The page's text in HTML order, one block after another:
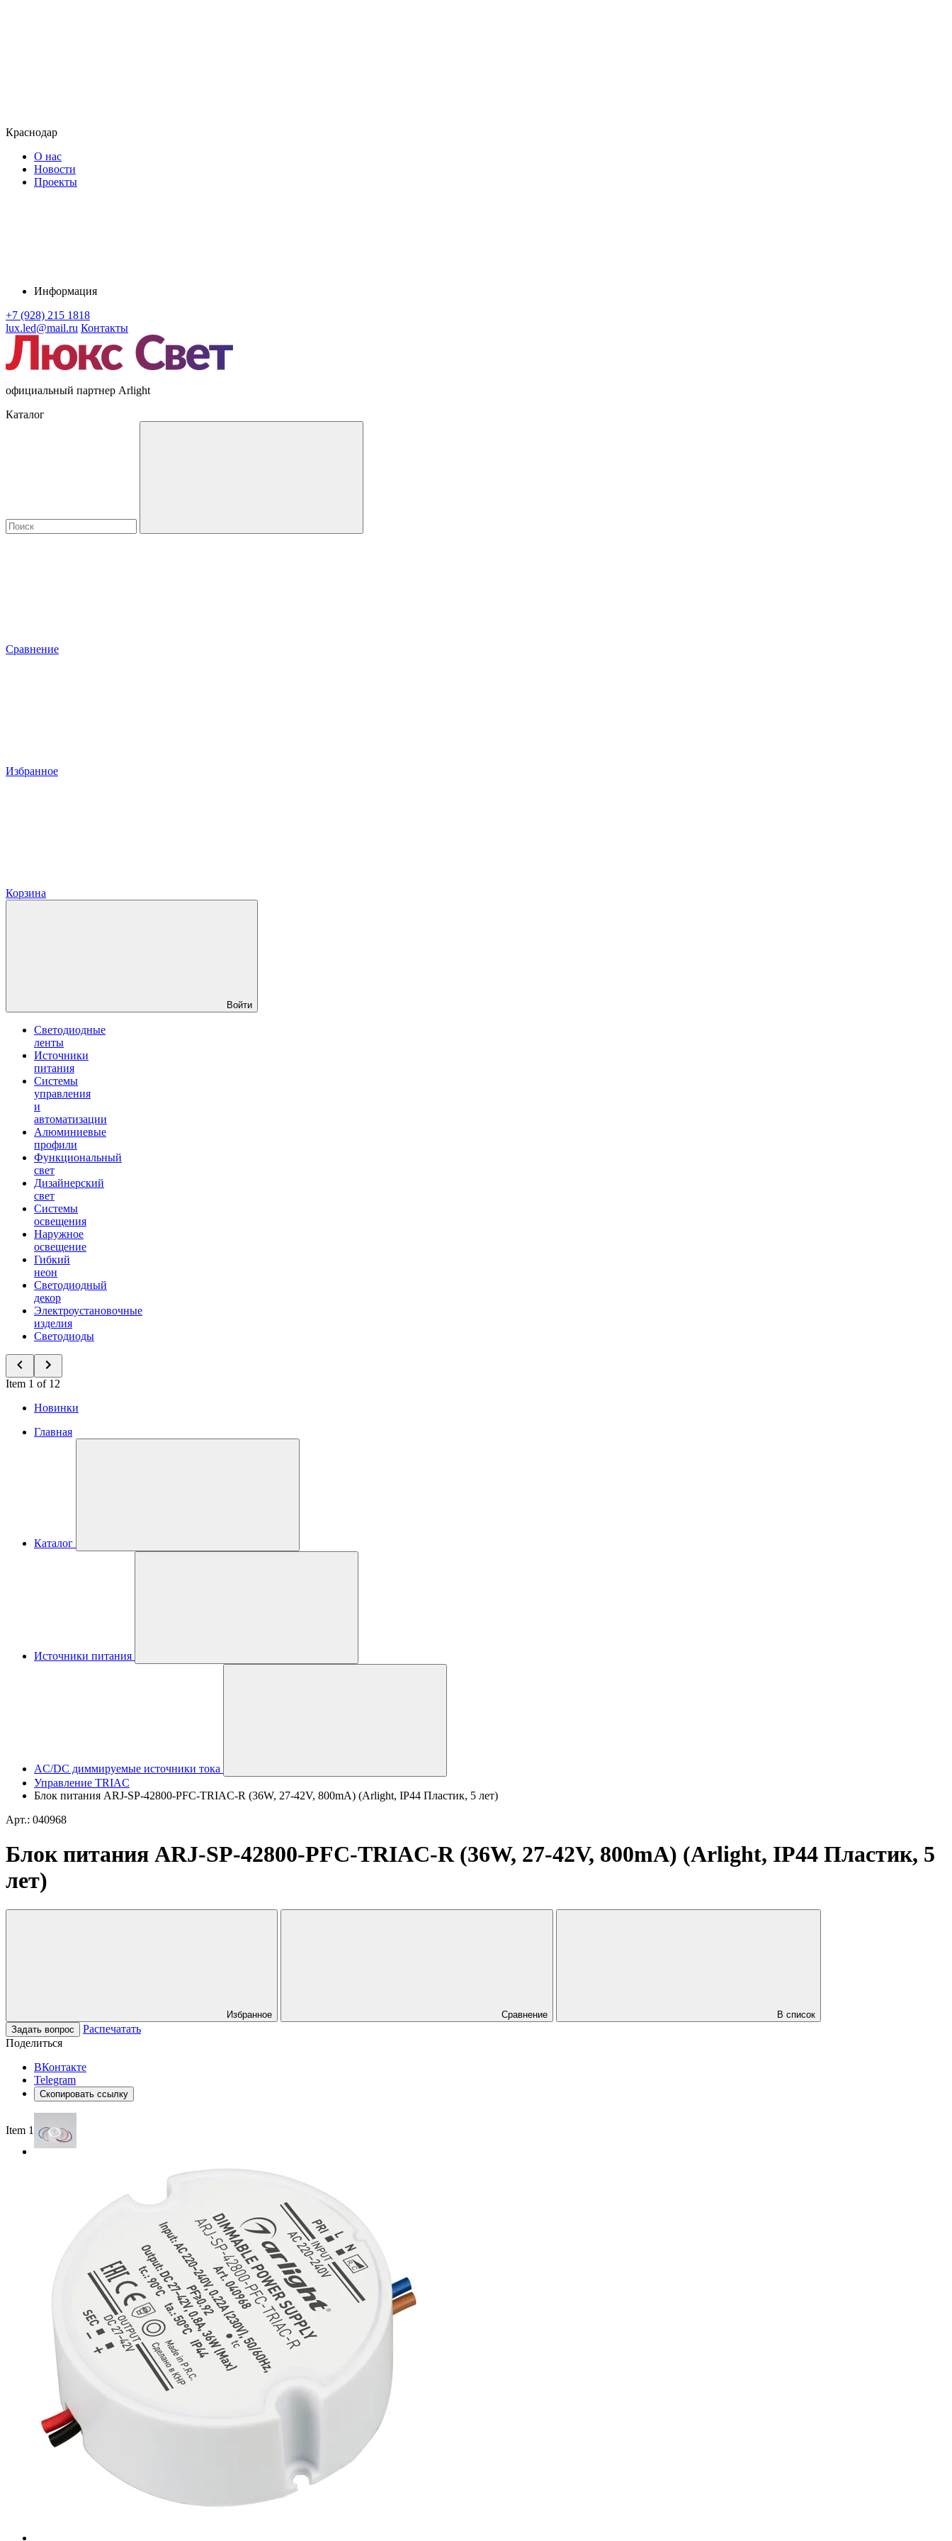
Краснодар
О нас
Новости
Проекты
Информация
+7 (928) 215 1818
lux.led@mail.ru Контакты
официальный партнер Arlight
Каталог
Сравнение
Избранное
Корзина
Войти
Светодиодные
ленты
Источники
питания
Системы
управления
и
автоматизации
Алюминиевые
профили
Функциональный
свет
Дизайнерский
свет
Системы
освещения
Наружное
освещение
Гибкий
неон
Светодиодный
декор
Электроустановочные
изделия
Светодиоды
Item 1 of 12
Новинки
Главная
Каталог
Источники питания
AC/DC диммируемые источники тока
Управление TRIAC
Блок питания ARJ-SP-42800-PFC-TRIAC-R (36W, 27-42V, 800mA) (Arlight, IP44 Пластик, 5 лет)
Арт.: 040968
Блок питания ARJ-SP-42800-PFC-TRIAC-R (36W, 27-42V, 800mA) (Arlight, IP44 Пластик, 5
лет)
Избранное Сравнение
В список
Задать вопрос
Распечатать
Поделиться
ВКонтакте
Telegram
Скопировать ссылку
Item 1 of 2